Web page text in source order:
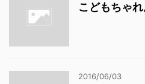
こどもちゃ
2016/06/03